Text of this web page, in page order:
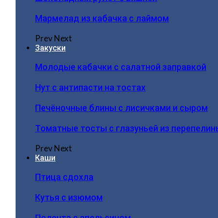
Мармелад из кабачка с лаймом
PrevNext
Закуски
Молодые кабачки с салатной заправкой
Нут с антипасти на тостах
Печёночные блины с лисичками и сыром
Томатные тосты с глазуньей из
PrevNext
Каши
Птица сдохла
Кутья с изюмом